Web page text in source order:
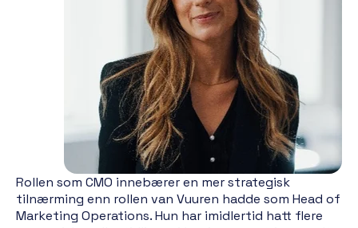
Rollen som CMO innebærer en mer strategisk
tilnærming enn rollen van Vuuren hadde som Head of
Marketing Operations. Hun har imidlertid hatt flere